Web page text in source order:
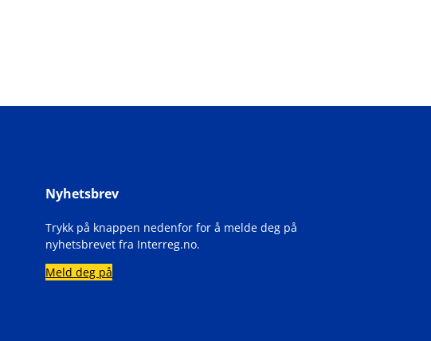
Nyhetsbrev
Trykk på knappen nedenfor for å melde deg på
nyhetsbrevet fra Interreg.no.
Meld deg på